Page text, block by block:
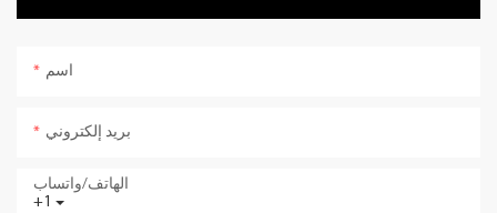
اسم
بريد إلكتروني
+1
الهاتف/واتساب